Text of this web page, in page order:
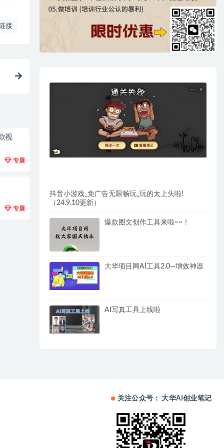
接
视
专属
专属
抖音小游戏_免广告无限畅玩_玩的太上头啦!
（24.9.10更新）
爆款图文创作工具来啦~~！
大华项目网AI工具2.0—增效神器
AI写真工具上线啦
关注公众号： 大华AI创业笔记